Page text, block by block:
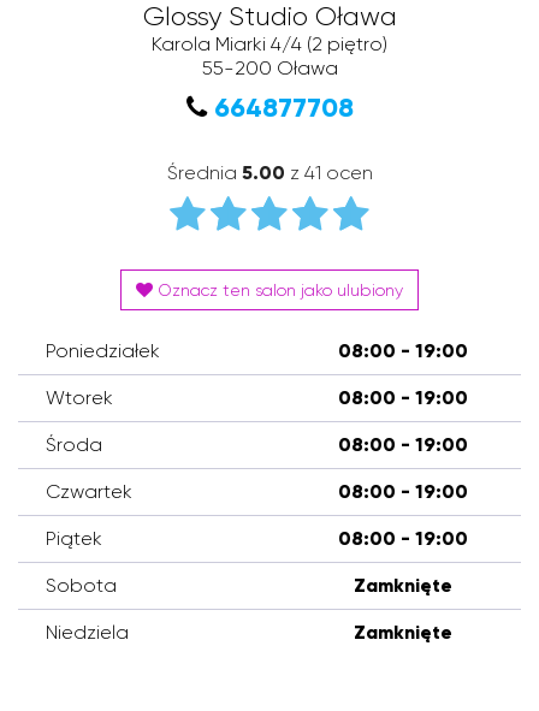
Glossy Studio Oława
Karola Miarki 4/4 (2 piętro)
55-200 Oława
664877708
Średnia 5.00 z 41 ocen
Oznacz ten salon jako ulubiony
Poniedziałek 08:00 - 19:00
Wtorek 08:00 - 19:00
Środa 08:00 - 19:00
Czwartek 08:00 - 19:00
Piątek 08:00 - 19:00
Sobota Zamknięte
Niedziela Zamknięte